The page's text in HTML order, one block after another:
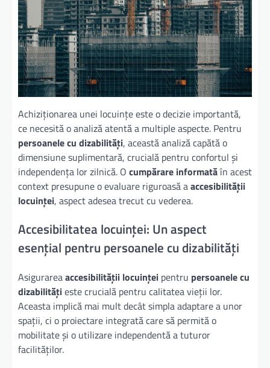
Achiziționarea unei locuințe este o decizie importantă,
ce necesită o analiză atentă a multiple aspecte. Pentru
persoanele cu dizabilități, această analiză capătă o
dimensiune suplimentară, crucială pentru confortul și
independența lor zilnică. O cumpărare informatăîn acest
context presupune o evaluare riguroasă aaccesibilității
locuinței, aspect adesea trecut cu vederea.
Accesibilitatea locuinței: Un aspect
esențial pentru persoanele cu dizabilități
Asigurareaaccesibilității locuinței pentru persoanele cu
dizabilitățieste crucială pentru calitatea vieții lor.
Aceasta implică mai mult decât simpla adaptare a unor
spații, ci o proiectare integrată care să permită o
mobilitate și o utilizare independentă a tuturor
facilităților.